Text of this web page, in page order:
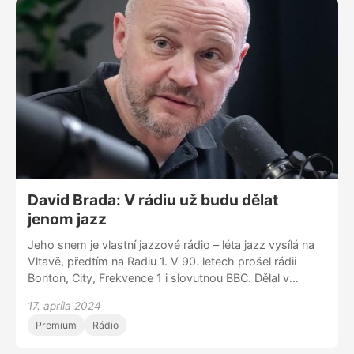
Reflex budoucnost.
David Brada: V rádiu už budu dělat
jenom jazz
Jeho snem je vlastní jazzové rádio – léta jazz vysílá na
Vltavě, předtím na Radiu 1. V 90. letech prošel rádii
Bonton, City, Frekvence 1 i slovutnou BBC. Dělal v
Attention!Media, pak si založil vlastní agenturu Cream.
Doma je i na Liberecku, kde staví už druhý dům. Byl v
17. apríla 2024
Premium Rádio